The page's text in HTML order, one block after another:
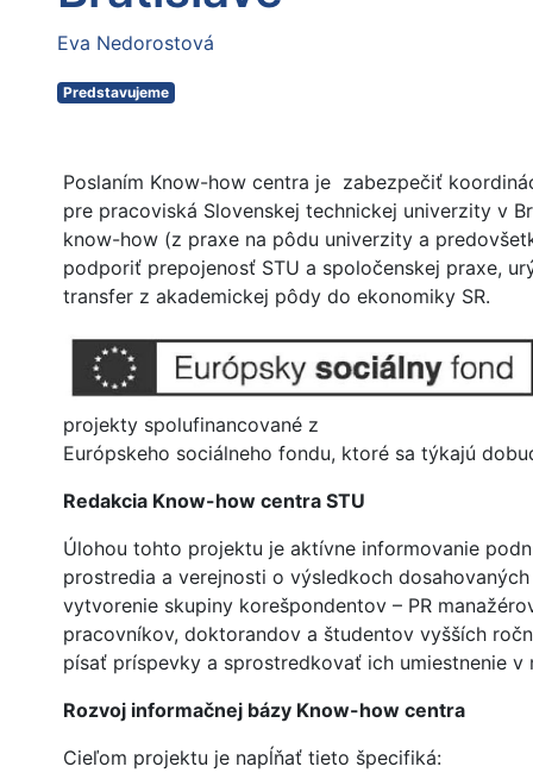
Eva Nedorostová
Predstavujeme
Poslaním Know-how centra je zabezpečiť
pre pracoviská Slovenskej technickej univerzity v
know-how (z praxe na pôdu univerzity a
podporiť prepojenosť STU a spoločenskej praxe,
transfer z akademickej pôdy do ekonomiky SR.
projekty spolufinancované z
Európskeho sociálneho fondu, ktoré sa týkajú
Redakcia Know-how centra STU
Úlohou tohto projektu je aktívne informovanie
prostredia a verejnosti o výsledkoch
vytvorenie skupiny korešpondentov – PR
pracovníkov, doktorandov a študentov vyšších
písať príspevky a sprostredkovať ich umiestnenie v
Rozvoj informačnej bázy Know-how centra
Cieľom projektu je napĺňať tieto špecifiká: